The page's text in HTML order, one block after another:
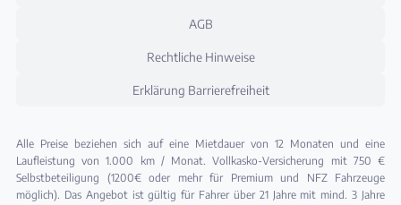
AGB
Rechtliche Hinweise
Erklärung Barrierefreiheit
Alle Preise beziehen sich auf eine Mietdauer von 12 Monaten und eine
Laufleistung von 1.000 km / Monat. Vollkasko-Versicherung mit 750 €
Selbstbeteiligung (1200€ oder mehr für Premium und NFZ Fahrzeuge
möglich). Das Angebot ist gültig für Fahrer über 21 Jahre mit mind. 3 Jahre